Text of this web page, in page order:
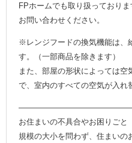
FPホームでも取り扱っており
お問い合わせください。
※レンジフードの換気機能は、
す。（一部商品を除きます）
また、部屋の形状によっては
で、室内のすべての空気が入れ
お住まいの不具合やお困りごと
規模の大小を問わず、住まいの